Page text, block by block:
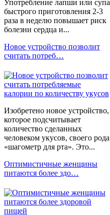
Употребление лапши или супа
быстрого приготовления 2-3
раза в неделю повышает риск
болезни сердца и...
Новое устройство позволит
считать потреб…
Изобретено новое устройство,
которое подсчитывает
количество сделанных
человеком укусов, своего рода
«шагометр для рта». Это...
Оптимистичные женщины
питаются более здо…